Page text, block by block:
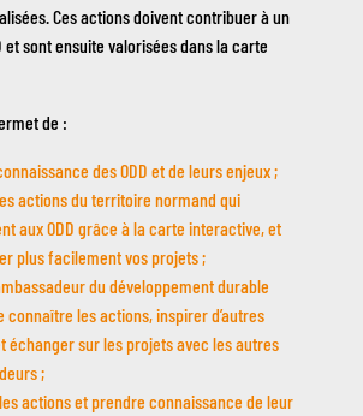
Ces actions doivent contribuer à un
et sont ensuite valorisées dans la carte
de :
des ODD et de leurs enjeux ;
actions du territoire normand qui
aux ODD grâce à la carte interactive, et
plus facilement vos projets ;
du développement durable
connaître les actions, inspirer d’autres
échanger sur les projets avec les autres
;
actions et prendre connaissance de leur